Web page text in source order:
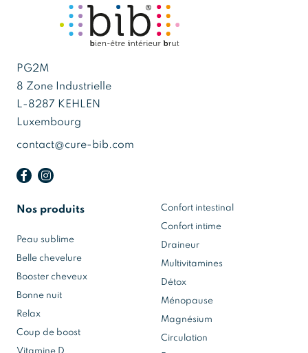
PG2M
8 Zone Industrielle
L-8287 KEHLEN
Luxembourg
contact@cure-bib.com
Nos produits
Peau sublime
Belle chevelure
Booster cheveux
Bonne nuit
Relax
Coup de boost
Confort intestinal
Confort intime
Draineur
Multivitamines
Détox
Ménopause
Magnésium
Circulation